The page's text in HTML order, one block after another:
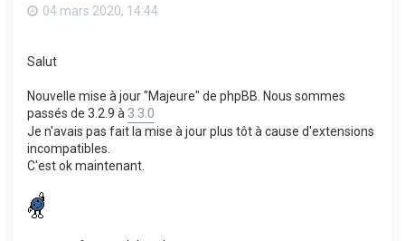
04 mars 2020, 14:44
Salut
Nouvelle mise à jour "Majeure" de phpBB. Nous sommes
passés de 3.2.9 à 3.3.0
Je n'avais pas fait la mise à jour plus tôt à cause d'extensions
incompatibles.
C'est ok maintenant.